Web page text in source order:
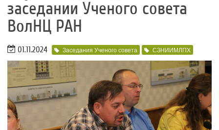
заседании Ученого совета
ВолНЦ РАН
01.11.2024 Заседания Ученого совета СЗНИИМЛПХ